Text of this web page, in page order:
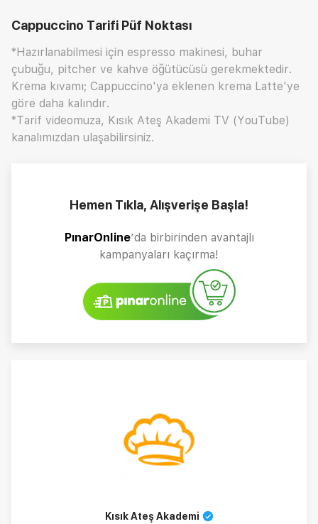
Cappuccino Tarifi Püf Noktası
*Hazırlanabilmesi için espresso makinesi, buhar
çubuğu, pitcher ve kahve öğütücüsü gerekmektedir.
Krema kıvamı; Cappuccino'ya eklenen krema Latte'ye
göre daha kalındır.
*Tarif videomuza, Kısık Ateş Akademi TV (YouTube)
kanalımızdan ulaşabilirsiniz.
Hemen Tıkla, Alışverişe Başla!
PınarOnline’da birbirinden avantajlı
kampanyaları kaçırma!
Kısık Ateş Akademi